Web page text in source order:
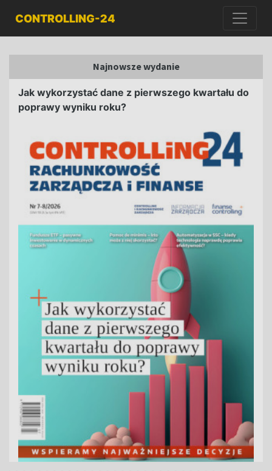
CONTROLLING-24
Najnowsze wydanie
Jak wykorzystać dane z pierwszego kwartału do
poprawy wyniku roku?